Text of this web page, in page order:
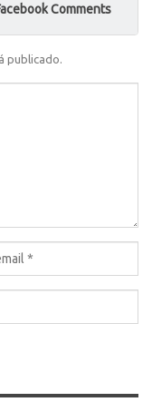
Comments
publicado.